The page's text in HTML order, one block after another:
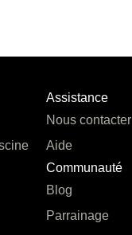
Assistance
Nous contacter
Aide
Communauté
Blog
Parrainage